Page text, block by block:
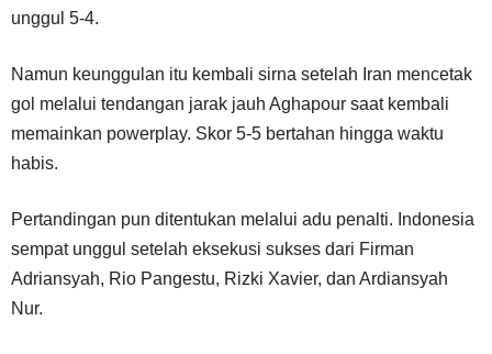
unggul 5-4.
Namun keunggulan itu kembali sirna setelah Iran mencetak
gol melalui tendangan jarak jauh Aghapour saat kembali
memainkan powerplay. Skor 5-5 bertahan hingga waktu
habis.
Pertandingan pun ditentukan melalui adu penalti. Indonesia
sempat unggul setelah eksekusi sukses dari Firman
Adriansyah, Rio Pangestu, Rizki Xavier, dan Ardiansyah
Nur.